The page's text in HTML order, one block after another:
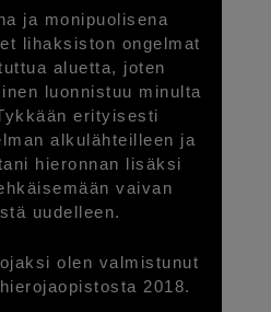
ja monipuolisena
lihaksiston ongelmat
aluetta, joten
luonnistuu minulta
erityisesti
alkulähteilleen ja
hieronnan lisäksi
vaivan
uudelleen.
olen valmistunut
2018.